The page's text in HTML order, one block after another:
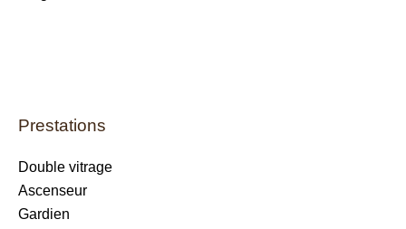
Prestations
Double vitrage
Ascenseur
Gardien